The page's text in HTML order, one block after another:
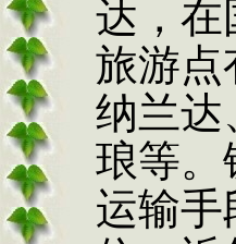
达，在
旅游点
纳兰达
琅等。
运输手